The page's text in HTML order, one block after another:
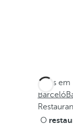
Estes em
Barceló
O